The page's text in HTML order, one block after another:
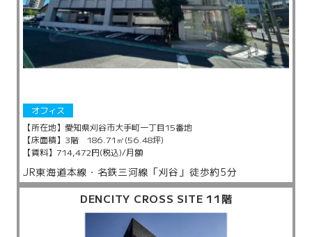
オフィス
【所在地】 愛知県刈谷市大手町一丁目15番地
【床面積】 3階 186.71㎡(56.48坪)
【賃料】 714,472円(税込)/月額
JR東海道本線・名鉄三河線「刈谷」徒歩約5分
DENCITY CROSS SITE 11階